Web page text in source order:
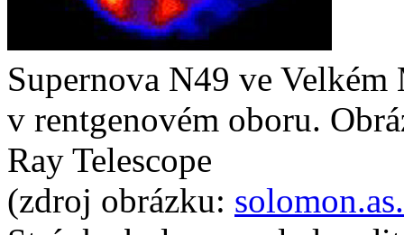
Supernova N49 ve Velkém
v rentgenovém oboru.
Ray Telescope
(zdroj obrázku: